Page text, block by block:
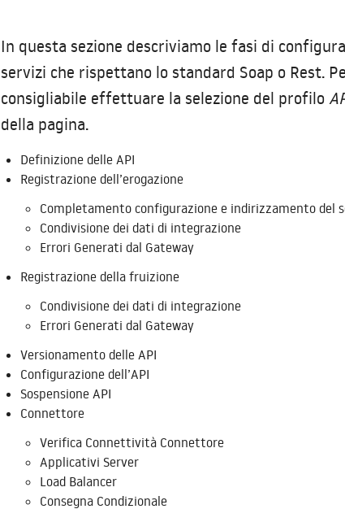
In questa sezione descriviamo le fasi di
servizi che rispettano lo standard Soap o Rest.
consigliabile effettuare la selezione del profilo
della pagina.
Definizione delle API
Registrazione dell’erogazione
Completamento configurazione e indirizzamento del
Condivisione dei dati di integrazione
Errori Generati dal Gateway
Registrazione della fruizione
Condivisione dei dati di integrazione
Errori Generati dal Gateway
Versionamento delle API
Configurazione dell’API
Sospensione API
Connettore
Verifica Connettività Connettore
Applicativi Server
Load Balancer
Consegna Condizionale